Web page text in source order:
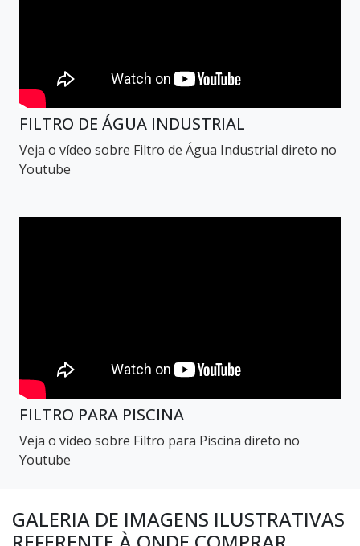
FILTRO DE ÁGUA INDUSTRIAL
Veja o vídeo sobre Filtro de Água Industrial direto no
Youtube
FILTRO PARA PISCINA
Veja o vídeo sobre Filtro para Piscina direto no
Youtube
GALERIA DE IMAGENS ILUSTRATIVAS